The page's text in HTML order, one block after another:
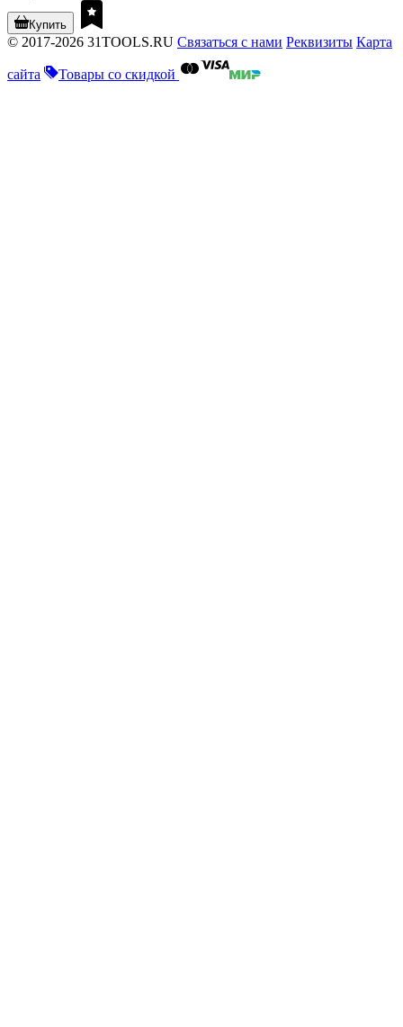
Купить
© 2017-2026 31TOOLS.RU Связаться с нами Реквизиты Карта
сайта Товары со скидкой